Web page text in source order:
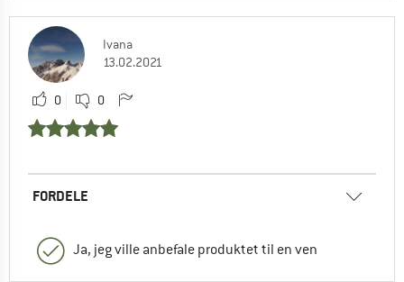
Ivana
13.02.2021
0 0
FORDELE
Ja, jeg ville anbefale produktet til en ven